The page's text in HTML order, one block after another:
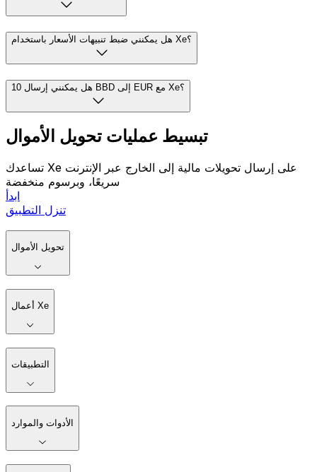
هل يمكنني ضبط تنبيهات الأسعار باستخدام Xe؟
هل يمكنني إرسال 10 BBD إلى EUR مع Xe؟
تبسيط عمليات تحويل الأموال
تساعدك Xe على إرسال تحويلات مالية إلى الخارج عبر الإنترنت
سريعًا، وبرسوم منخفضة
ابدأ
تنزل التطبيق
تحويل الأموال
أعمال Xe
التطبيقات
الأدوات والموارد